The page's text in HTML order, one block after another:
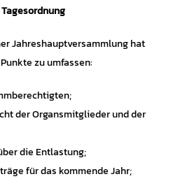
Tagesordnung
Jahreshauptversammlung hat
zu umfassen:
der Organsmitglieder und der
die Entlastung;
für das kommende Jahr;